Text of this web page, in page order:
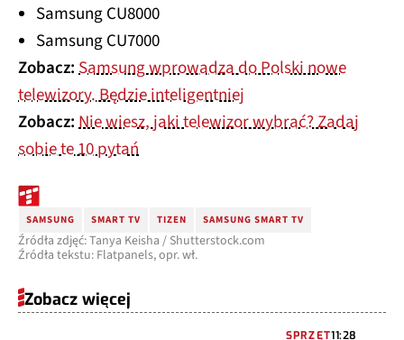
Samsung CU8000
Samsung CU7000
Zobacz:Samsung wprowadza do Polski nowe
telewizory. Będzie inteligentniej
Zobacz:Nie wiesz, jaki telewizor wybrać? Zadaj
sobie te 10 pytań
SAMSUNG SMART TV TIZEN SAMSUNG SMART TV
Źródła zdjęć: Tanya Keisha / Shutterstock.com
Źródła tekstu: Flatpanels, opr. wł.
Zobacz więcej
SPRZĘT11:28